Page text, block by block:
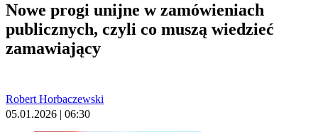
Nowe progi unijne w zamówieniach
publicznych, czyli co muszą wiedzieć
zamawiający
Robert Horbaczewski
05.01.2026 | 06:30